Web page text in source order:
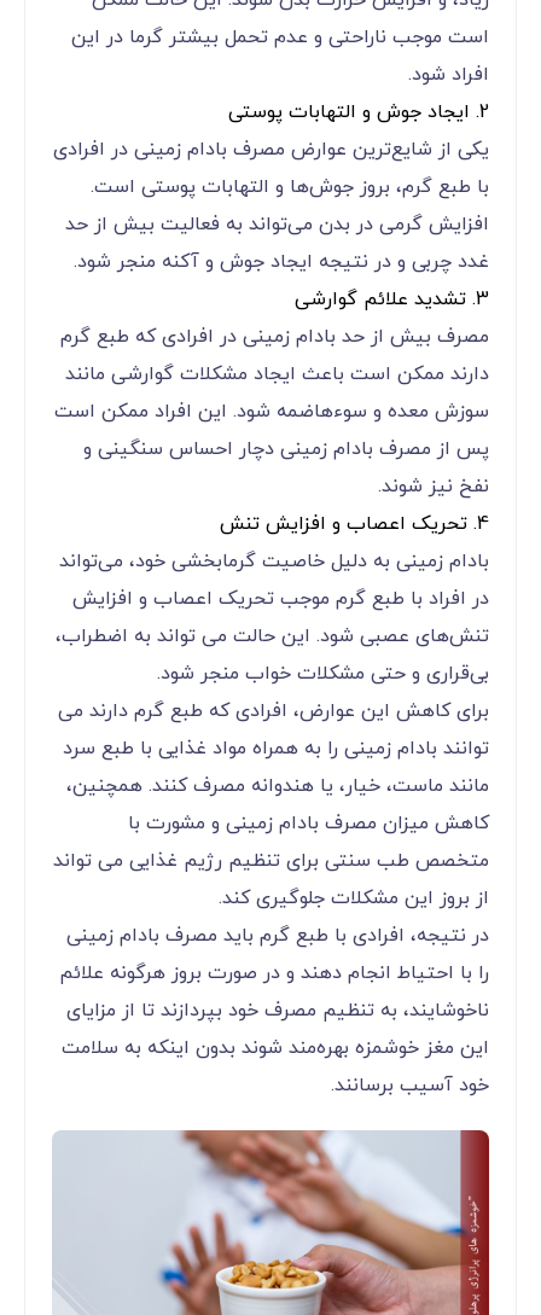
است موجب ناراحتی و عدم تحمل بیشتر گرما در این
افراد شود.
2. ایجاد جوش و التهابات پوستی
یکی از شایع‌ترین عوارض مصرف بادام زمینی در افرادی
با طبع گرم، بروز جوش‌ها و التهابات پوستی است.
افزایش گرمی در بدن می‌تواند به فعالیت بیش از حد
غدد چربی و در نتیجه ایجاد جوش و آکنه منجر شود.
3. تشدید علائم گوارشی
مصرف بیش از حد بادام زمینی در افرادی که طبع گرم
دارند ممکن است باعث ایجاد مشکلات گوارشی مانند
سوزش معده و سوءهاضمه شود. این افراد ممکن است
پس از مصرف بادام زمینی دچار احساس سنگینی و
نفخ نیز شوند.
4. تحریک اعصاب و افزایش تنش
بادام زمینی به دلیل خاصیت گرمابخشی خود، می‌تواند
در افراد با طبع گرم موجب تحریک اعصاب و افزایش
تنش‌های عصبی شود. این حالت می ‌تواند به اضطراب،
بی‌قراری و حتی مشکلات خواب منجر شود.
برای کاهش این عوارض، افرادی که طبع گرم دارند می
‌توانند بادام زمینی را به همراه مواد غذایی با طبع سرد
مانند ماست، خیار، یا هندوانه مصرف کنند. همچنین،
کاهش میزان مصرف بادام زمینی و مشورت با
متخصص طب سنتی برای تنظیم رژیم غذایی می ‌تواند
از بروز این مشکلات جلوگیری کند.
در نتیجه، افرادی با طبع گرم باید مصرف بادام زمینی
را با احتیاط انجام دهند و در صورت بروز هرگونه علائم
ناخوشایند، به تنظیم مصرف خود بپردازند تا از مزایای
این مغز خوشمزه بهره‌مند شوند بدون اینکه به سلامت
خود آسیب برسانند.